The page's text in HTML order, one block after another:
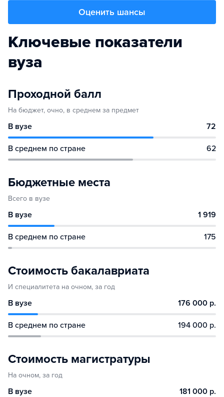
Оценить шансы
Ключевые показатели
вуза
Проходной балл
На бюджет, очно, в среднем за предмет
В вузе 72
В среднем по стране 62
Бюджетные места
Всего в вузе
В вузе 1 919
В среднем по стране 175
Стоимость бакалавриата
И специалитета на очном, за год
В вузе 176 000 р.
В среднем по стране 194 000 р.
Стоимость магистратуры
На очном, за год
В вузе 181 000 р.